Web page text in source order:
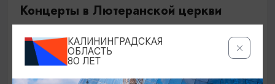
Концерты в Лютеранской церкви
19.07.2026 - 19.08.2026, 19:00
Калининград, Евангелическо-лютеранская церковь
«Воскресения»
КАЛИНИНГРАДСКАЯ
ОБЛАСТЬ
80 ЛЕТ